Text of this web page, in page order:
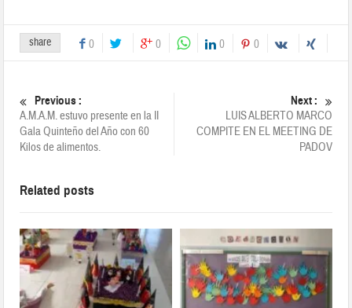
share 0 0 0 0
Previous :
A.M.A.M. estuvo presente en la II
Gala Quinteño del Año con 60
Kilos de alimentos.
Next :
LUIS ALBERTO MARCO
COMPITE EN EL MEETING DE
PADOV
Related posts